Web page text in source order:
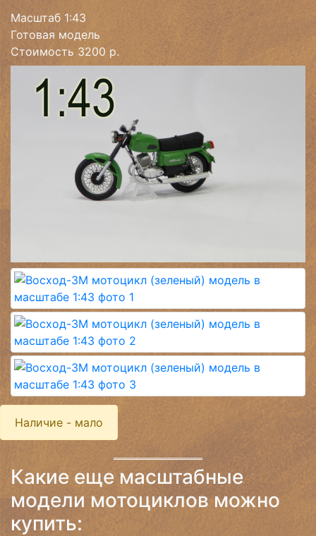
Масштаб 1:43
Готовая модель
Стоимость 3200 р.
Наличие - мало
Какие еще масштабные
модели мотоциклов можно
купить: